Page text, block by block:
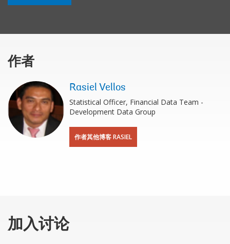
作者
Rasiel Vellos
Statistical Officer, Financial Data Team -
Development Data Group
作者其他博客 RASIEL
加入讨论